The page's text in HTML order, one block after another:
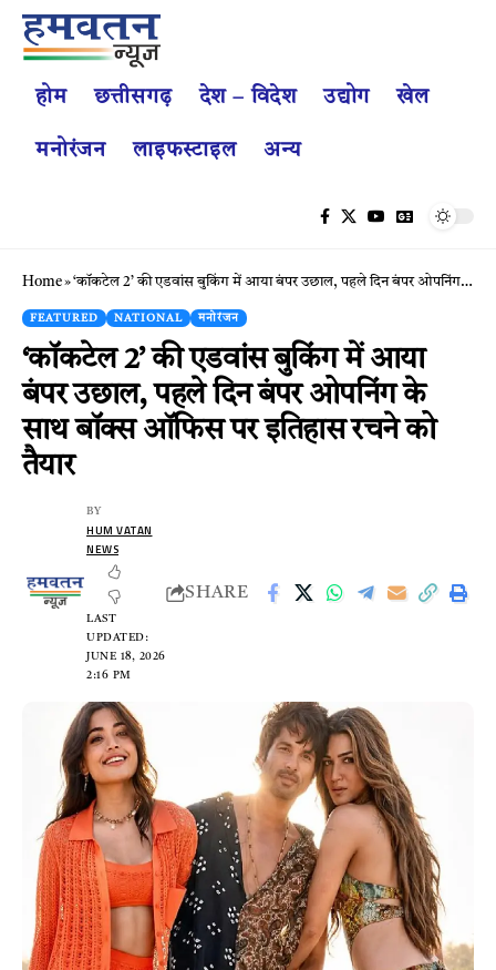
होम छत्तीसगढ़ देश – विदेश उद्योग खेल
मनोरंजन लाइफस्टाइल अन्य
Home»‘कॉकटेल 2’ की एडवांस बुकिंग में आया बंपर उछाल, पहले दिन बंपर ओपनिंग के साथ बॉक्स ऑफिस पर इतिहास रचने को तैयार
FEATURED NATIONAL मनोरंजन
‘कॉकटेल 2’ की एडवांस बुकिंग में आया
बंपर उछाल, पहले दिन बंपर ओपनिंग के
साथ बॉक्स ऑफिस पर इतिहास रचने को
तैयार
LAST
UPDATED:
JUNE 18, 2026
2:16 PM
BY
HUM VATAN
NEWS
SHARE